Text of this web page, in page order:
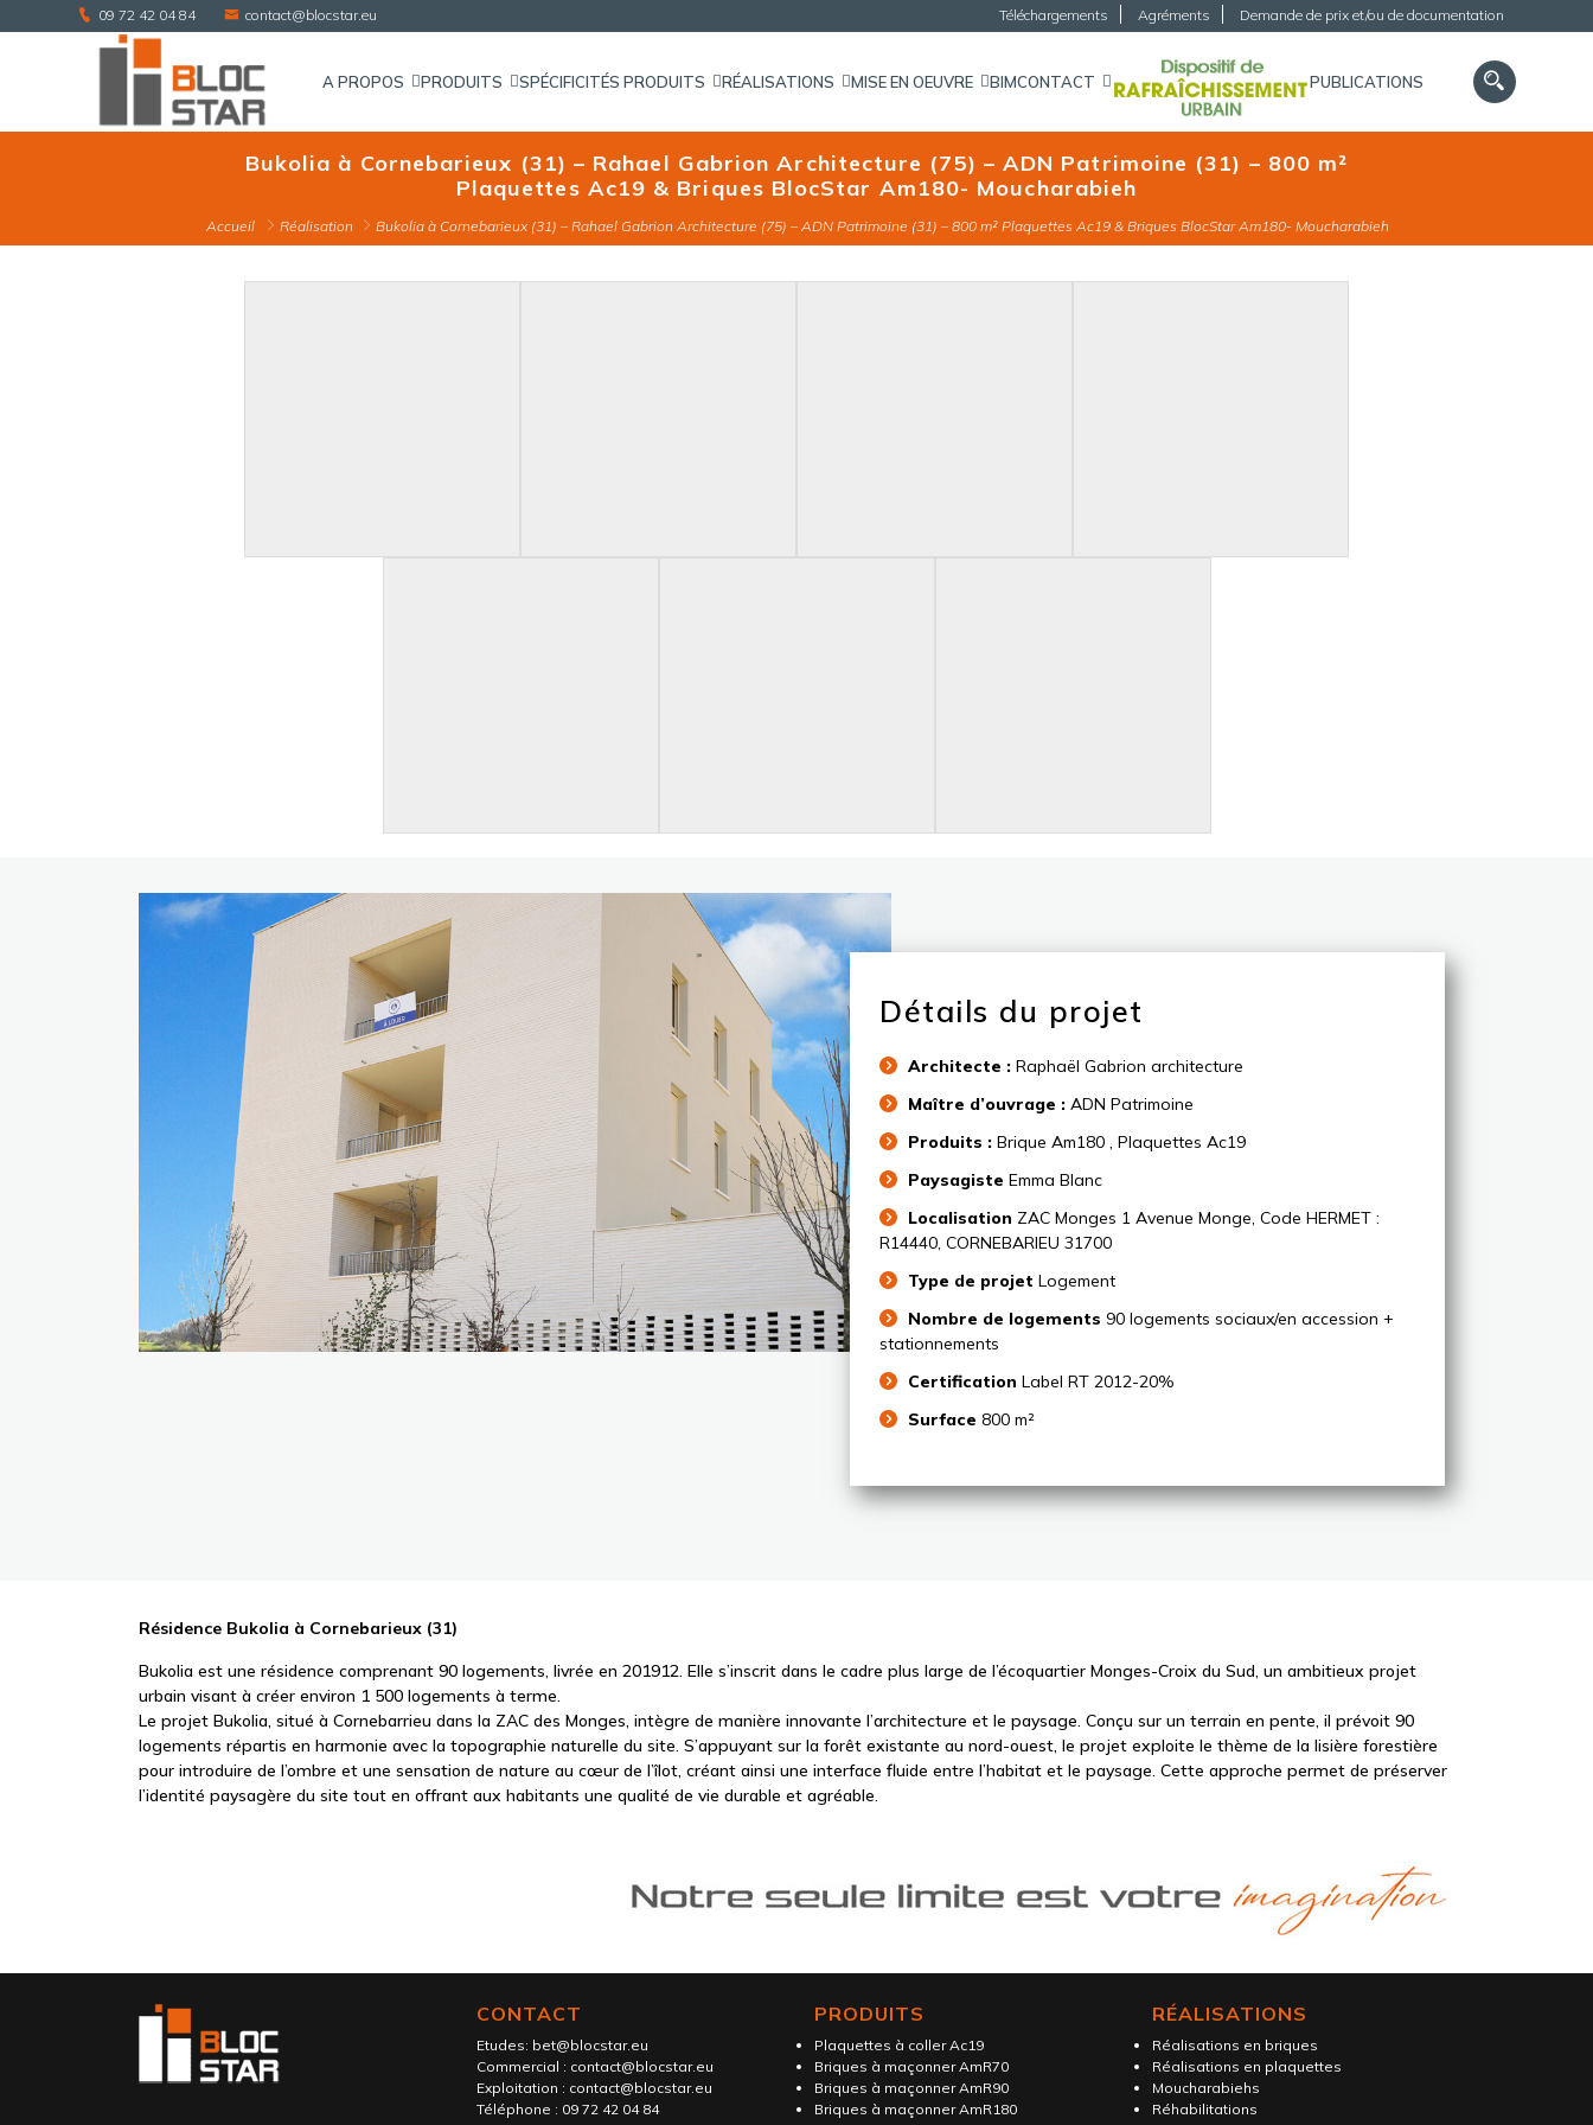
09 72 42 04 84 contact@blocstar.eu Téléchargements Agréments Demande de prix et/ou de documentation
A PROPOS PRODUITS SPÉCIFICITÉS PRODUITS RÉALISATIONS MISE EN OEUVRE BIMCONTACT PUBLICATIONS
Bukolia à Cornebarieux (31) – Rahael Gabrion Architecture (75) – ADN Patrimoine (31) – 800 m²
Plaquettes Ac19 & Briques BlocStar Am180- Moucharabieh
Accueil Réalisation Bukolia à Cornebarieux (31) – Rahael Gabrion Architecture (75) – ADN Patrimoine (31) – 800 m² Plaquettes Ac19 & Briques BlocStar Am180- Moucharabieh
Détails du projet
Architecte : Raphaël Gabrion architecture
Maître d’ouvrage : ADN Patrimoine
Produits : Brique Am180 , Plaquettes Ac19
Paysagiste Emma Blanc
Localisation ZAC Monges 1 Avenue Monge, Code HERMET :
R14440, CORNEBARIEU 31700
Type de projet Logement
Nombre de logements 90 logements sociaux/en accession +
stationnements
Certification Label RT 2012-20%
Surface 800 m²
Résidence Bukolia à Cornebarieux (31)
Bukolia est une résidence comprenant 90 logements, livrée en 201912. Elle s’inscrit dans le cadre plus large de l’écoquartier Monges-Croix du Sud, un ambitieux projet
urbain visant à créer environ 1 500 logements à terme.
Le projet Bukolia, situé à Cornebarrieu dans la ZAC des Monges, intègre de manière innovante l’architecture et le paysage. Conçu sur un terrain en pente, il prévoit 90
logements répartis en harmonie avec la topographie naturelle du site. S’appuyant sur la forêt existante au nord-ouest, le projet exploite le thème de la lisière forestière
pour introduire de l’ombre et une sensation de nature au cœur de l’îlot, créant ainsi une interface fluide entre l’habitat et le paysage. Cette approche permet de préserver
l’identité paysagère du site tout en offrant aux habitants une qualité de vie durable et agréable.
CONTACT
Etudes: bet@blocstar.eu
Commercial : contact@blocstar.eu
Exploitation : contact@blocstar.eu
Téléphone : 09 72 42 04 84
PRODUITS
Plaquettes à coller Ac19
Briques à maçonner AmR70
Briques à maçonner AmR90
Briques à maçonner AmR180
RÉALISATIONS
Réalisations en briques
Réalisations en plaquettes
Moucharabiehs
Réhabilitations